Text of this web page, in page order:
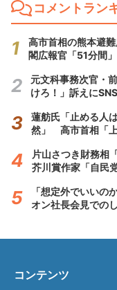
コメントラン
高市首相の熊本避
閣広報官「51分間
元文科事務次官・
けろ！」訴えに
蓮舫氏「止める人
然」 高市首相「
片山さつき財務相
芥川賞作家「自民
「想定外でいい
オン社長会見での
コンテンツ